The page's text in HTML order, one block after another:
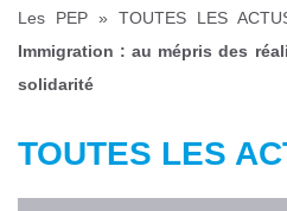
Les PEP »TOUTES LES
Immigration : au mépris des
solidarité
TOUTES LES